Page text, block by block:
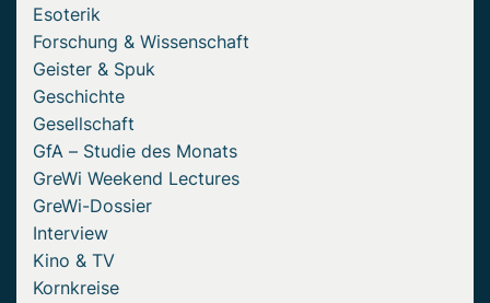
Esoterik
Forschung & Wissenschaft
Geister & Spuk
Geschichte
Gesellschaft
GfA – Studie des Monats
GreWi Weekend Lectures
GreWi-Dossier
Interview
Kino & TV
Kornkreise